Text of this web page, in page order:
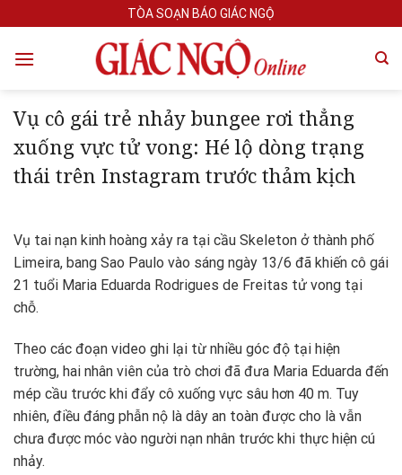
to
content
TÒA SOẠN BÁO GIÁC NGỘ
Vụ cô gái trẻ nhảy bungee rơi thẳng
xuống vực tử vong: Hé lộ dòng trạng
thái trên Instagram trước thảm kịch
Vụ tai nạn kinh hoàng xảy ra tại cầu Skeleton ở thành phố
Limeira, bang Sao Paulo vào sáng ngày 13/6 đã khiến cô gái
21 tuổi Maria Eduarda Rodrigues de Freitas tử vong tại
chỗ.
Theo các đoạn video ghi lại từ nhiều góc độ tại hiện
trường, hai nhân viên của trò chơi đã đưa Maria Eduarda đến
mép cầu trước khi đẩy cô xuống vực sâu hơn 40 m. Tuy
nhiên, điều đáng phẫn nộ là dây an toàn được cho là vẫn
chưa được móc vào người nạn nhân trước khi thực hiện cú
nhảy.